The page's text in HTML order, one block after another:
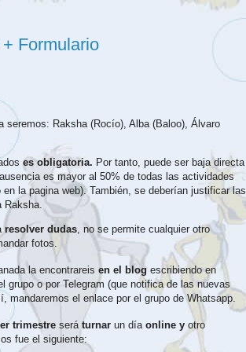
Formulario
Raksha (Rocío), Alba (Baloo), Álvaro
es obligatoria. Por tanto, puede ser baja directa
es mayor al 50% de todas las actividades
la pagina web). También, se deberían justificar las
Raksha.
resolver dudas, no se permite cualquier otro
fotos.
la encontrareis en el blog escribiendo en
grupo o por Telegram (que notifica de las nuevas
mandaremos el enlace por el grupo de Whatsapp.
trimestre será turnar un día online y
fue el siguiente: